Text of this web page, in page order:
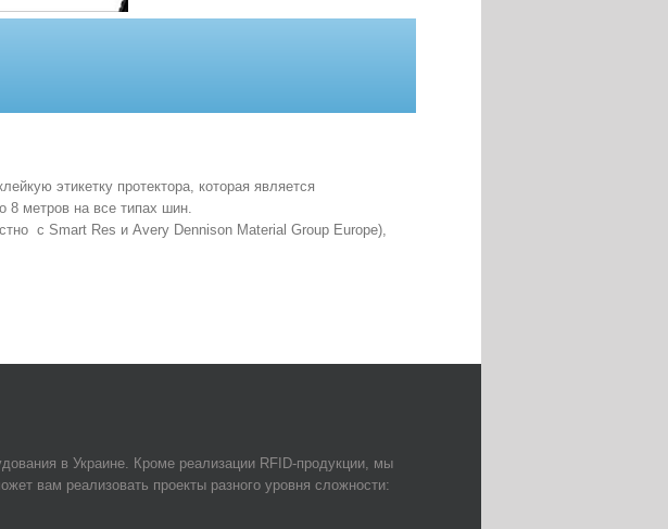
этикетку протектора, которая является
8 метров на все типах шин.
с Smart Res и Avery Dennison Material Group Europe),
в Украине. Кроме реализации RFID-продукции, мы
вам реализовать проекты разного уровня сложности: